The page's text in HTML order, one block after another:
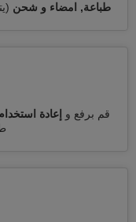
طباعة, امضاء و شحن
قم برفع و إعادة